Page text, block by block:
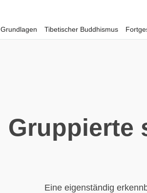
Grundlagen Tibetischer Buddhismus
Gruppierte
Eine eigenständig